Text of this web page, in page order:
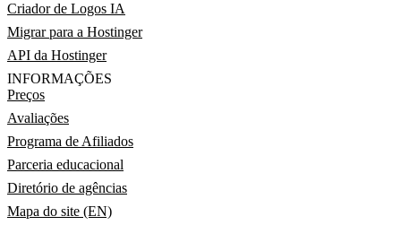
Criador de Logos IA
Migrar para a Hostinger
API da Hostinger
INFORMAÇÕES
Preços
Avaliações
Programa de Afiliados
Parceria educacional
Diretório de agências
Mapa do site (EN)